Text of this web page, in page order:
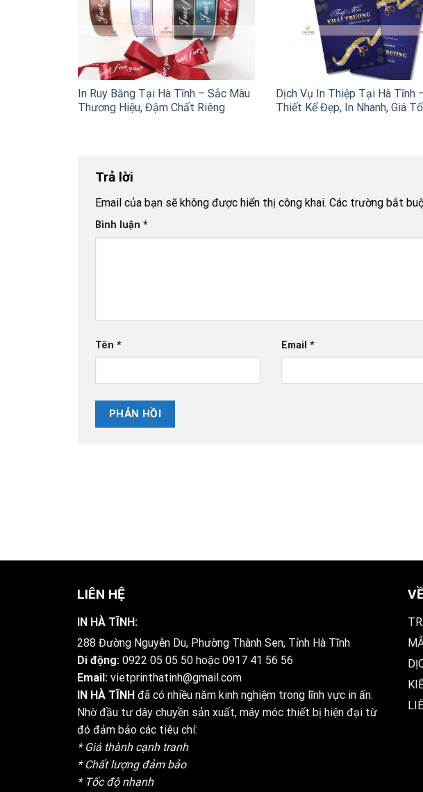
In Ruy Băng Tại Hà Tĩnh – Sắc Màu
Thương Hiệu, Đậm Chất Riêng
Dịch Vụ In Thiệp Tại Hà Tĩnh
Thiết Kế Đẹp, In Nhanh, Giá
Trả lời
Email của bạn sẽ không được hiển thị công khai. Các trường bắt
Bình luận *
Tên * Email*
LIÊN HỆ
IN HÀ TĨNH:
288 Đường Nguyễn Du, Phường Thành Sen, Tỉnh Hà Tĩnh
Di động: 0922 05 05 50hoặc 0917 41 56 56
Email: vietprinthatinh@gmail.com
IN HÀ TĨNH đã có nhiều năm kinh nghiệm trong lĩnh vực in ấn.
Nhờ đầu tư dây chuyền sản xuất, máy móc thiết bị hiện đại từ
đó đảm bảo các tiêu chí:
* Giá thành cạnh tranh
* Chất lượng đảm bảo
* Tốc độ nhanh